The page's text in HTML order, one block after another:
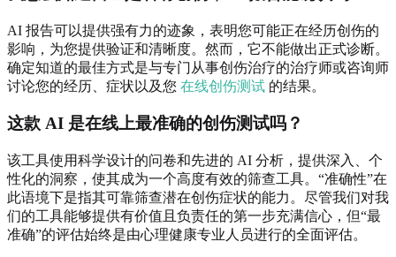
AI 报告可以提供强有力的迹象，表明您可能正在经历创伤的
影响，为您提供验证和清晰度。然而，它不能做出正式诊断。
确定知道的最佳方式是与专门从事创伤治疗的治疗师或咨询师
讨论您的经历、症状以及您 在线创伤测试 的结果。
这款 AI 是在线上最准确的创伤测试吗？
该工具使用科学设计的问卷和先进的 AI 分析，提供深入、个
性化的洞察，使其成为一个高度有效的筛查工具。“准确性”在
此语境下是指其可靠筛查潜在创伤症状的能力。尽管我们对我
们的工具能够提供有价值且负责任的第一步充满信心，但“最
准确”的评估始终是由心理健康专业人员进行的全面评估。